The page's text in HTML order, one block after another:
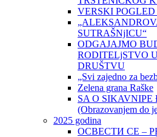
VERSKI
SUTRAŠNjICU“
ODGAJAJMO
RODITELjSTVO
DRUŠTVU
„Svi zajedno za
Zelena grana Raške
SA O SIKAVNIPE
(Obrazovanjem do
2025 godina
ОСВЕСТИ СЕ –